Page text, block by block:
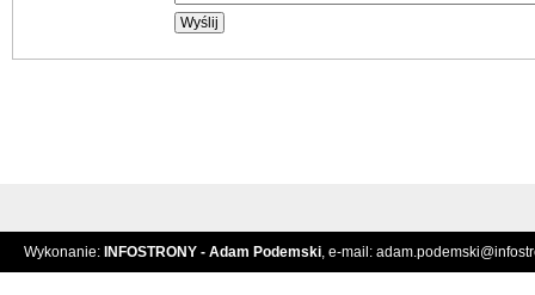
Wykonanie: INFOSTRONY - Adam Podemski, e-mail: